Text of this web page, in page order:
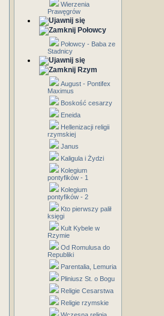
Wierzenia
Prawęgrów
Połowcy
Połowcy - Baba ze
Stadnicy
Rzym
August - Pontifex
Maximus
Boskość cesarzy
Eneida
Hellenizacji religii
rzymskiej
Janus
Kaligula i Żydzi
Kolegium
pontyfików - 1
Kolegium
pontyfików - 2
Kto pierwszy palił
księgi
Kult Kybele w
Rzymie
Od Romulusa do
Republiki
Parentalia, Lemuria
Pliniusz St. o Bogu
Religie Cesarstwa
Religie rzymskie